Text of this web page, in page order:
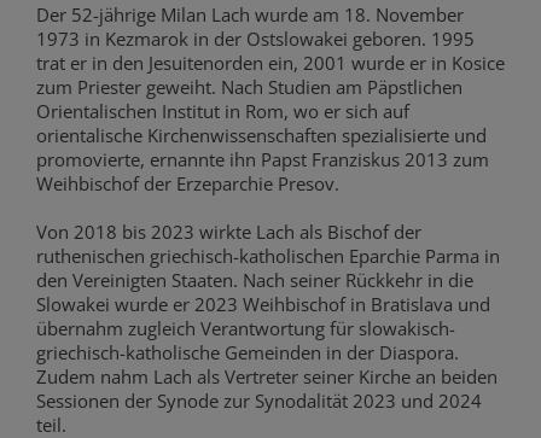
Der 52-jährige Milan Lach wurde am 18. November
1973 in Kezmarok in der Ostslowakei geboren. 1995
trat er in den Jesuitenorden ein, 2001 wurde er in Kosice
zum Priester geweiht. Nach Studien am Päpstlichen
Orientalischen Institut in Rom, wo er sich auf
orientalische Kirchenwissenschaften spezialisierte und
promovierte, ernannte ihn Papst Franziskus 2013 zum
Weihbischof der Erzeparchie Presov.
Von 2018 bis 2023 wirkte Lach als Bischof der
ruthenischen griechisch-katholischen Eparchie Parma in
den Vereinigten Staaten. Nach seiner Rückkehr in die
Slowakei wurde er 2023 Weihbischof in Bratislava und
übernahm zugleich Verantwortung für slowakisch-
griechisch-katholische Gemeinden in der Diaspora.
Zudem nahm Lach als Vertreter seiner Kirche an beiden
Sessionen der Synode zur Synodalität 2023 und 2024
teil.